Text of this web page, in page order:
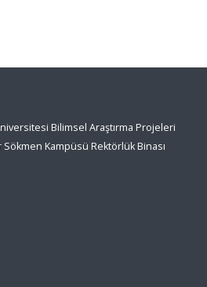
Bilimsel Araştırma Projeleri
Kampüsü Rektörlük Binası